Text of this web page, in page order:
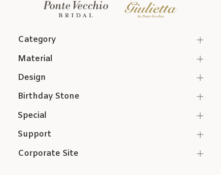
Category
Support
Corporate Site
Material
Design
Birthday Stone
Special